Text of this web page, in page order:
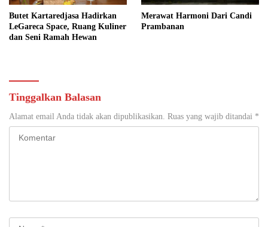
Butet Kartaredjasa Hadirkan
LeGareca Space, Ruang Kuliner
dan Seni Ramah Hewan
Merawat Harmoni Dari Candi
Prambanan
Tinggalkan Balasan
Alamat email Anda tidak akan dipublikasikan. Ruas yang wajib ditandai *